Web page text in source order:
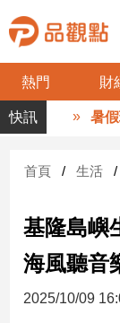
熱門 財
品
觀
財
台
財
新
暑假玩
首頁 生活
基隆島嶼
海風聽音
2025/10/09